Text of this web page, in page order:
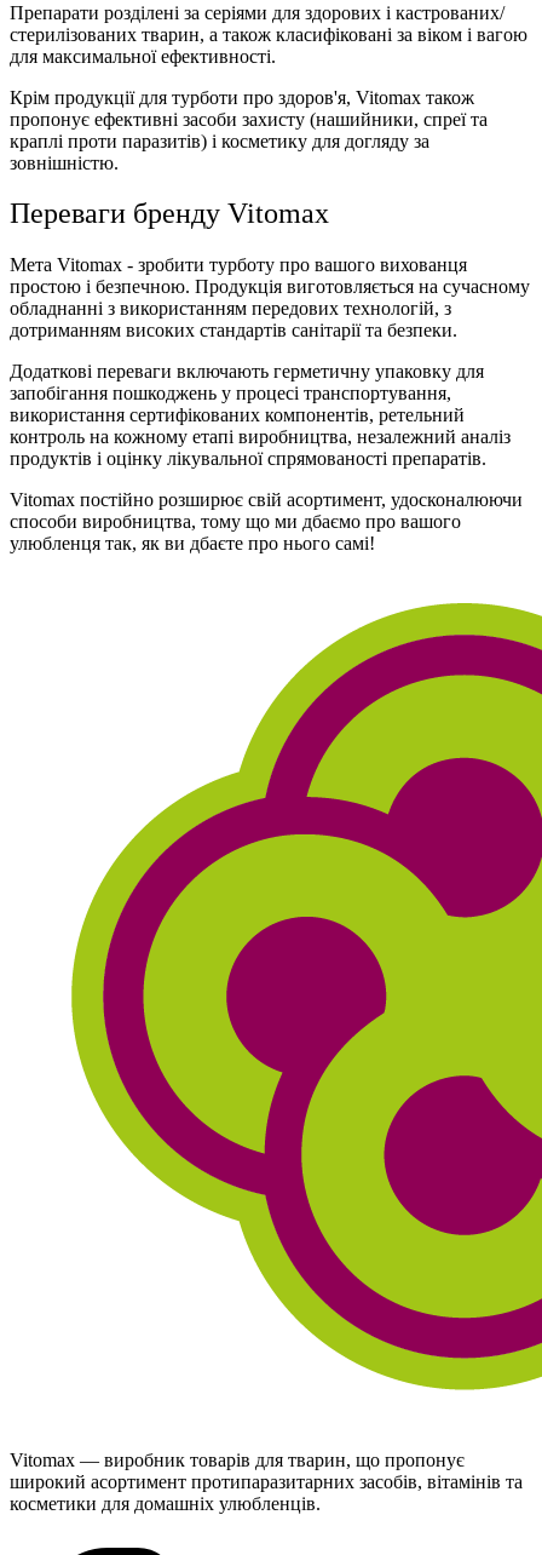
Препарати розділені за серіями для здорових і кастрованих/
стерилізованих тварин, а також класифіковані за віком і вагою
для максимальної ефективності.
Крім продукції для турботи про здоров'я, Vitomax також
пропонує ефективні засоби захисту (нашийники, спреї та
краплі проти паразитів) і косметику для догляду за
зовнішністю.
Переваги бренду Vitomax
Мета Vitomax - зробити турботу про вашого вихованця
простою і безпечною. Продукція виготовляється на сучасному
обладнанні з використанням передових технологій, з
дотриманням високих стандартів санітарії та безпеки.
Додаткові переваги включають герметичну упаковку для
запобігання пошкоджень у процесі транспортування,
використання сертифікованих компонентів, ретельний
контроль на кожному етапі виробництва, незалежний аналіз
продуктів і оцінку лікувальної спрямованості препаратів.
Vitomax постійно розширює свій асортимент, удосконалюючи
способи виробництва, тому що ми дбаємо про вашого
улюбленця так, як ви дбаєте про нього самі!
Vitomax — виробник товарів для тварин, що пропонує
широкий асортимент протипаразитарних засобів, вітамінів та
косметики для домашніх улюбленців.